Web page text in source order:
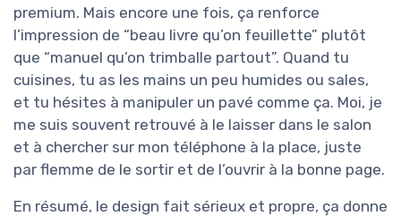
premium. Mais encore une fois, ça renforce
l’impression de “beau livre qu’on feuillette” plutôt
que “manuel qu’on trimballe partout”. Quand tu
cuisines, tu as les mains un peu humides ou sales,
et tu hésites à manipuler un pavé comme ça. Moi, je
me suis souvent retrouvé à le laisser dans le salon
et à chercher sur mon téléphone à la place, juste
par flemme de le sortir et de l’ouvrir à la bonne page.
En résumé, le design fait sérieux et propre, ça donne